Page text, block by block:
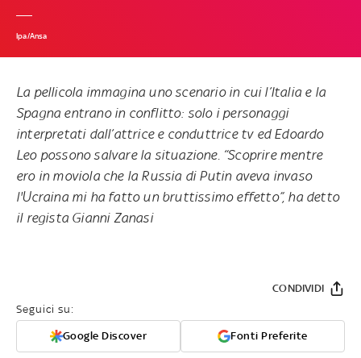
Ipa/Ansa
La pellicola immagina uno scenario in cui l’Italia e la
Spagna entrano in conflitto: solo i personaggi
interpretati dall’attrice e conduttrice tv ed Edoardo
Leo possono salvare la situazione. “Scoprire mentre
ero in moviola che la Russia di Putin aveva invaso
l'Ucraina mi ha fatto un bruttissimo effetto”, ha detto
il regista Gianni Zanasi
Seguici su:
Google Discover Fonti Preferite
CONDIVIDI